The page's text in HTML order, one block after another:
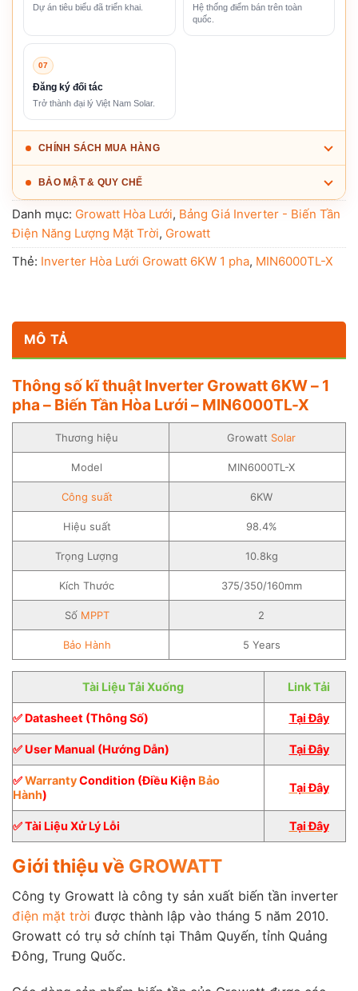
Dự án tiêu biểu đã triển khai.
Hệ thống điểm bán trên toàn
quốc.
07
Đăng ký đối tác
Trở thành đại lý Việt Nam Solar.
CHÍNH SÁCH MUA HÀNG
BẢO MẬT & QUY CHẾ
Danh mục: Growatt Hòa Lưới, Bảng Giá Inverter - Biến Tần
Điện Năng Lượng Mặt Trời, Growatt
Thẻ: Inverter Hòa Lưới Growatt 6KW 1 pha, MIN6000TL-X
MÔ TẢ
Thông số kĩ thuật Inverter Growatt 6KW – 1
pha – Biến Tần Hòa Lưới – MIN6000TL-X
Thương hiệu Growatt Solar
Model MIN6000TL-X
Công suất 6KW
Hiệu suất 98.4%
Trọng Lượng 10.8kg
Kích Thước 375/350/160mm
Số MPPT 2
Bảo Hành 5 Years
Tài Liệu Tải Xuống Link Tải
✅ Datasheet (Thông Số) Tại Đây
✅ User Manual (Hướng Dẫn) Tại Đây
✅WarrantyCondition (Điều Kiện Bảo
Hành)
Tại Đây
✅ Tài Liệu Xử Lý Lỗi Tại Đây
Giới thiệu về GROWATT
Công ty Growatt là công ty sản xuất biến tần inverter
điện mặt trời được thành lập vào tháng 5 năm 2010.
Growatt có trụ sở chính tại Thâm Quyến, tỉnh Quảng
Đông, Trung Quốc.